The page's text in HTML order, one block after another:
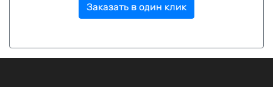
Заказать в один клик